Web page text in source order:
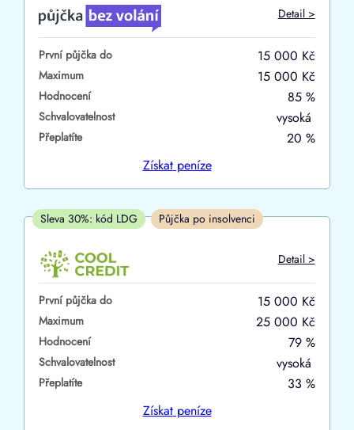
V exekuci
ano
ne
Po insolvenci
ano
ne
V hotovosti
ano
Detail >
První půjčka do 15 000 Kč
Maximum 15 000 Kč
Hodnocení 85 %
Schvalovatelnost vysoká
Přeplatíte
20 %
Získatpeníze
Sleva 30%: kód LDG Půjčka po insolvenci
Detail >
První půjčka do 15 000 Kč
Maximum 25 000 Kč
Hodnocení 79 %
Schvalovatelnost vysoká
Přeplatíte
33 %
Získatpeníze